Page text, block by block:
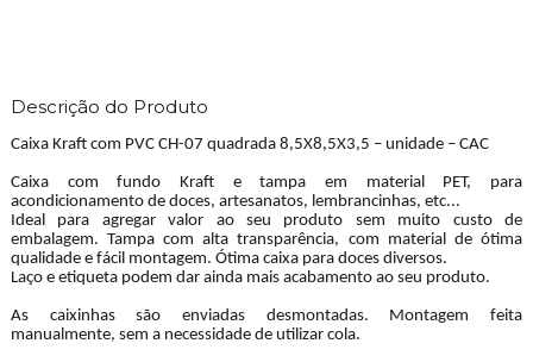
Descrição do Produto
Caixa Kraft com PVC CH-07 quadrada 8,5X8,5X3,5 – unidade – CAC
Caixa com fundo Kraft e tampa em material PET, para
acondicionamento de doces, artesanatos, lembrancinhas, etc...
Ideal para agregar valor ao seu produto sem muito custo de
embalagem. Tampa com alta transparência, com material de ótima
qualidade e fácil montagem. Ótima caixa para doces diversos.
Laço e etiqueta podem dar ainda mais acabamento ao seu produto.
As caixinhas são enviadas desmontadas. Montagem feita
manualmente, sem a necessidade de utilizar cola.